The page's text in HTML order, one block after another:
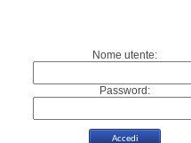
Nome utente:
Password: